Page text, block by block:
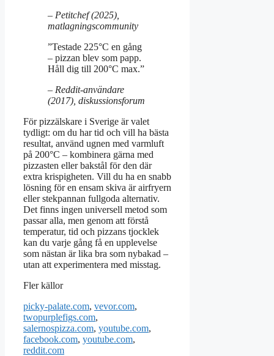
– Petitchef (2025),
matlagningscommunity
”Testade 225°C en gång
– pizzan blev som papp.
Håll dig till 200°C max.”
– Reddit-användare
(2017), diskussionsforum
För pizzälskare i Sverige är valet
tydligt: om du har tid och vill ha bästa
resultat, använd ugnen med varmluft
på 200°C – kombinera gärna med
pizzasten eller bakstål för den där
extra krispigheten. Vill du ha en snabb
lösning för en ensam skiva är airfryern
eller stekpannan fullgoda alternativ.
Det finns ingen universell metod som
passar alla, men genom att förstå
temperatur, tid och pizzans tjocklek
kan du varje gång få en upplevelse
som nästan är lika bra som nybakad –
utan att experimentera med misstag.
Fler källor
picky-palate.com, vevor.com,
twopurplefigs.com,
salernospizza.com, youtube.com,
facebook.com, youtube.com,
reddit.com